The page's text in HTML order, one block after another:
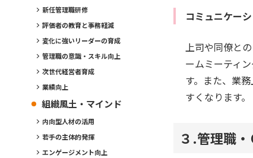
コミュニケー
上司や同僚と
ームミーティ
す。また、業
すくなります。
３.管理職
新任管理職研修
評価者の教育と事務軽減
変化に強いリーダーの育成
管理職の意識・スキル向上
次世代経営者育成
業績向上
組織風土・マインド
内向型人材の活用
若手の主体的発揮
エンゲージメント向上